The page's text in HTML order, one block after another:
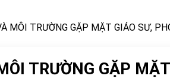
MÔI TRƯỜNG GẶP MẶT GIÁO SƯ,
TRƯỜNG GẶP